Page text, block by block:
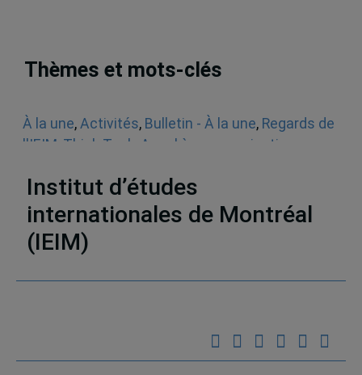
Thèmes et mots-clés
À la une, Activités, Bulletin - À la une, Regards de
l'IEIM Think Tank Appel à communications
Institut d’études
internationales de Montréal
(IEIM)